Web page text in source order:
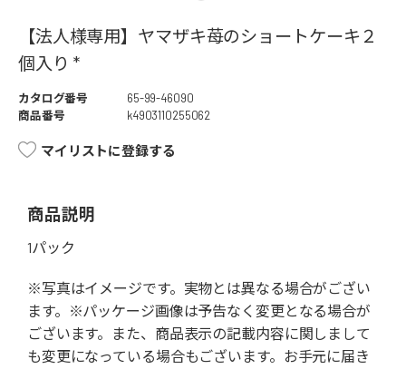
【法人様専用】ヤマザキ苺のショートケーキ２
個入り *
カタログ番号
65-99-46090
商品番号
k4903110255062
マイリストに登録する
商品説明
1パック
※写真はイメージです。実物とは異なる場合がござい
ます。※パッケージ画像は予告なく変更となる場合が
ございます。また、商品表示の記載内容に関しまして
も変更になっている場合もございます。お手元に届き